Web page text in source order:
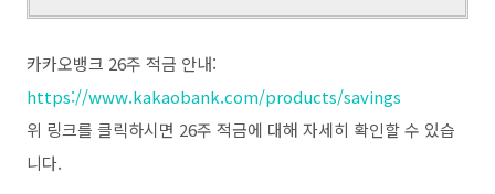
카카오뱅크 26주 적금 안내:
https://www.kakaobank.com/products/savings
위 링크를 클릭하시면 26주 적금에 대해 자세히 확인할 수 있습
니다.